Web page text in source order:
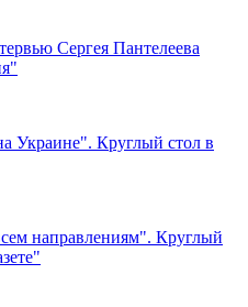
Сергея Пантелеева
Украине". Круглый стол в
направлениям". Круглый